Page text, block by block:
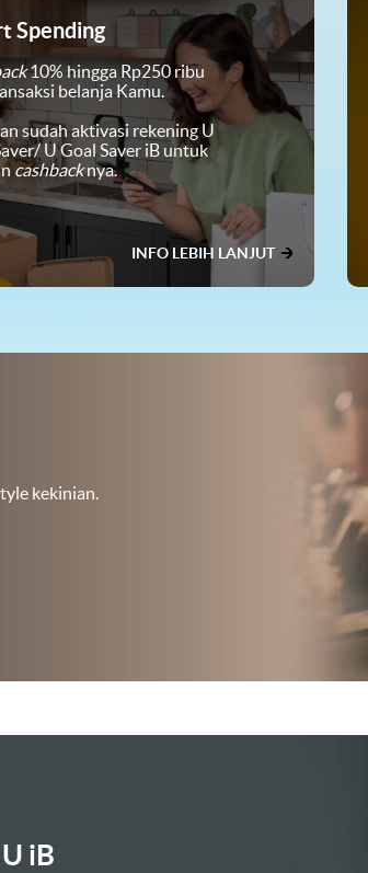
Spending
10% hingga Rp250 ribu
belanja Kamu.
sudah aktivasi rekening U
U Goal Saver iB untuk
cashbacknya.
INFO LEBIH LANJUT
kekinian.
Maybank Tabungan